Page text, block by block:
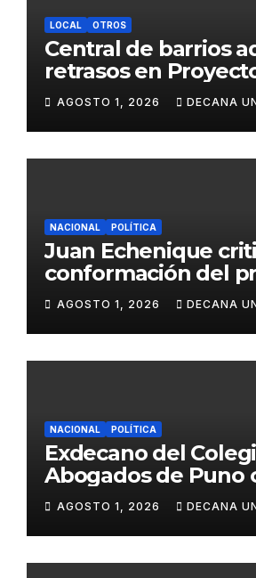
LOCAL OTROS
Central de barrios
retrasos en
de Agua y
Juliaca
AGOSTO 1, 2026 DECANA
NACIONAL POLÍTICA
Juan Echenique
conformación del
gabinete ministerial
Fujimori
AGOSTO 1, 2026 DECANA
NACIONAL POLÍTICA
Exdecano del
Abogados de Puno
propuestas sobre
ciudadana
AGOSTO 1, 2026 DECANA